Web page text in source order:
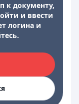
к документу,
и ввести
логина и